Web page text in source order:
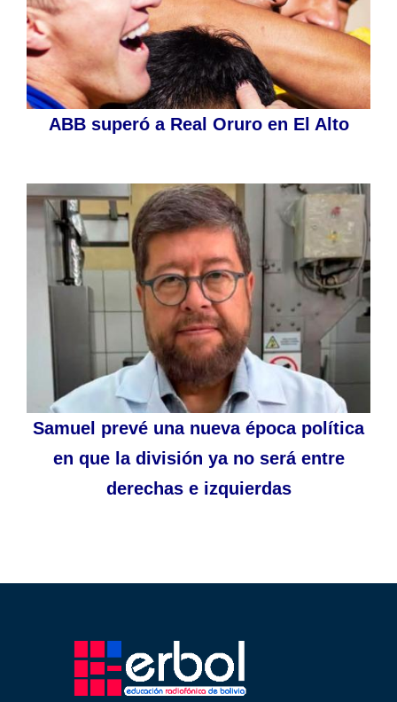
ABB superó a Real Oruro en El Alto
Samuel prevé una nueva época política
en que la división ya no será entre
derechas e izquierdas